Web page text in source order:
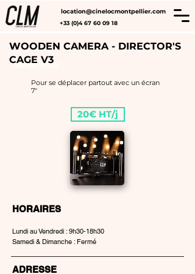
location@cinelocmontpellier.com
+33 (0)4 67 60 09 18
Suivez-nous :
WOODEN CAMERA - DIRECTOR'S
CAGE V3
Pour se déplacer partout avec un écran
7"
20€ HT/j
HORAIRES
Lundi au Vendredi : 9h30-18h30
Samedi & Dimanche : Fermé
ADRESSE